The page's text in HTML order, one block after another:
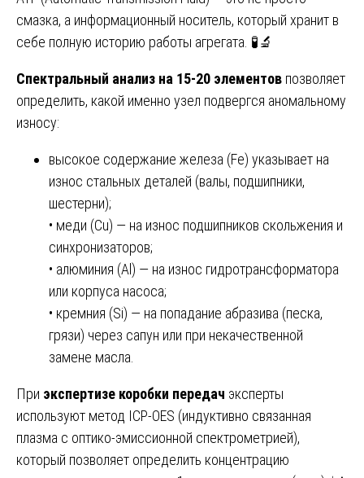
смазка, а информационный носитель, который хранит в
себе полную историю работы агрегата. 🧪🔬
Спектральный анализ на 15-20 элементов позволяет
определить, какой именно узел подвергся аномальному
износу:
высокое содержание железа (Fe) указывает на
износ стальных деталей (валы, подшипники,
шестерни);
• меди (Cu) — на износ подшипников скольжения и
синхронизаторов;
• алюминия (Al) — на износ гидротрансформатора
или корпуса насоса;
• кремния (Si) — на попадание абразива (песка,
грязи) через сапун или при некачественной
замене масла.
При экспертизе коробки передач эксперты
используют метод ICP-OES (индуктивно связанная
плазма с оптико-эмиссионной спектрометрией),
который позволяет определить концентрацию